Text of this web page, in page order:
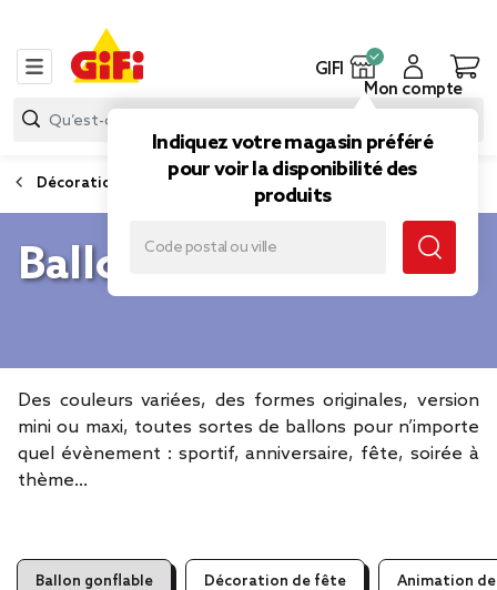
GIFI
Indiquez votre magasin préféré
pour voir la disponibilité des
produits
Mon compte
Décoration et animation de fête
Ballon gonflable
Des couleurs variées, des formes originales, version
mini ou maxi, toutes sortes de ballons pour n’importe
quel évènement : sportif, anniversaire, fête, soirée à
thème…
Ballon gonflable Décoration de fête Animation